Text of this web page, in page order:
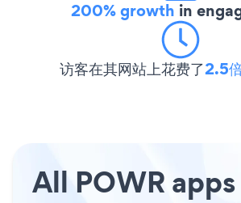
200% growth in
访客在其网站上花费了2.5
All POWR